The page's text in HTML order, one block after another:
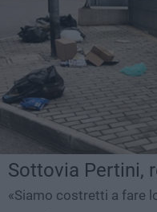
Sottovia Pertini,
«Siamo costretti a fare